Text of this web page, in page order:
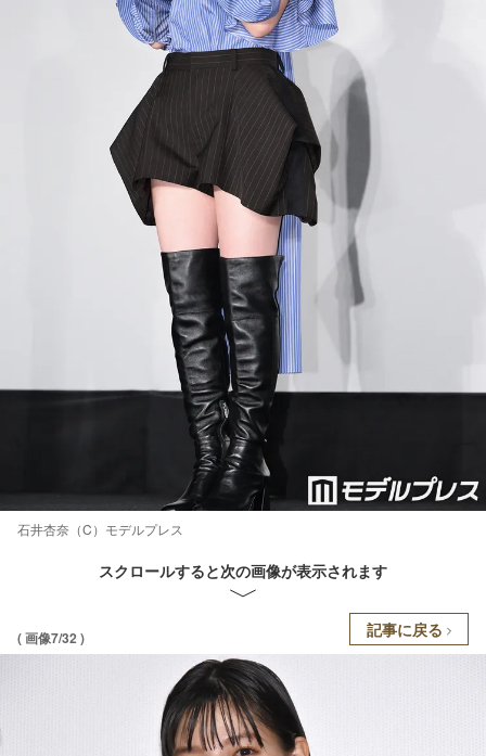
石井杏奈（C）モデルプレス
スクロールすると次の画像が表示されます
( 画像7/32 ) 記事に戻る